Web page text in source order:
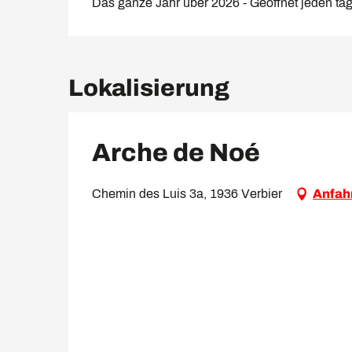
Lokalisierung
Arche de Noé
Chemin des Luis 3a, 1936 Verbier